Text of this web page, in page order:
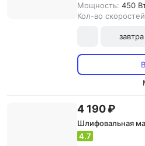
Мощность: 450
Кол-во
завтра
4 190 ₽
Шлифовальная
4.7